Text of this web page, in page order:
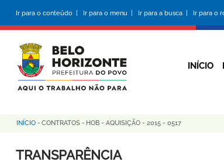
conteúdo
principal
Ir para o conteúdo | Ir para o menu | Ir para a busca | Ir para o
INÍCIO
Trilha
de
INÍCIO - CONTRATOS - HOB - AQUISIÇÃO - 2015 - 0517
TRANSPARÊNCIA